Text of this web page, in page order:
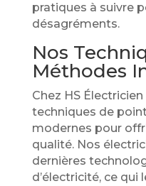
pratiques à suivre
désagréments.
Nos
Méthodes
Chez HS
techniques de
modernes pour
qualité. Nos
dernières
d’électricité, ce qui